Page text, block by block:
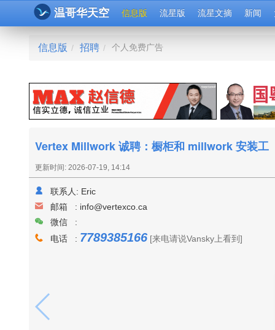
温哥华天空 信息版 流星版 流星文摘 新闻
信息版 / 招聘 / 个人免费广告
Vertex Millwork 诚聘：橱柜和 millwork 安装工
更新时间: 2026-07-19, 14:14
联系人: Eric
邮箱 : info@vertexco.ca
微信 :
电话 : 7789385166 [来电请说Vansky上看到]